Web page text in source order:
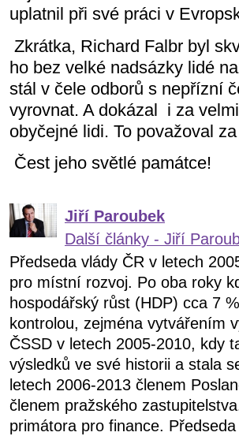
uplatnil při své práci v
Zkrátka, Richard Falbr byl
ho bez velké nadsázky lidé
stál v čele odborů s nepřízní
vyrovnat. A dokázal i za
obyčejné lidi. To považoval
Čest jeho světlé památce!
Jiří Paroubek
Další články - Jiří
Předseda vlády ČR v letech
pro místní rozvoj. Po oba roky
hospodářský růst (HDP) cca 7
kontrolou, zejména vytvářením
ČSSD v letech 2005-2010, kdy
výsledků ve své historii a stala
letech 2006-2013 členem
členem pražského
primátora pro finance.